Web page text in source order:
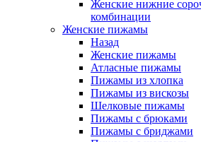
Женские нижние
комбинации
Женские пижамы
Назад
Женские пижамы
Атласные пижамы
Пижамы из хлопка
Пижамы из вискозы
Шелковые пижамы
Пижамы с брюками
Пижамы с бриджами